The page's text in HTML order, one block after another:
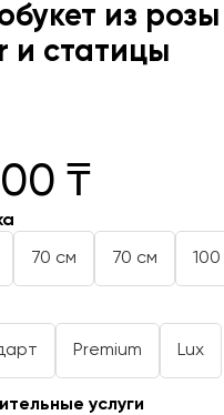
из розы
и статицы
₸
70 см 70 см
Premium Lux
услуги